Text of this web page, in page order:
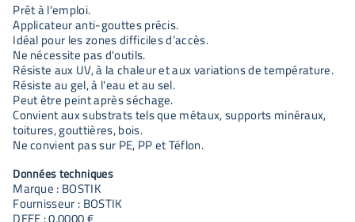
Prêt à l'emploi.
Applicateur anti-gouttes précis.
Idéal pour les zones difficiles d’accès.
Ne nécessite pas d'outils.
Résiste aux UV, à la chaleur et aux variations de température.
Résiste au gel, à l'eau et au sel.
Peut être peint après séchage.
Convient aux substrats tels que métaux, supports minéraux,
toitures, gouttières, bois.
Ne convient pas sur PE, PP et Téflon.
Données techniques
Marque : BOSTIK
Fournisseur : BOSTIK